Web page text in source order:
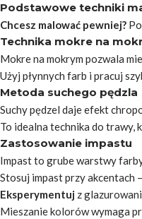
Podstawowe techniki
Chcesz malować pewniej?
Technika mokre na
Mokre na mokrym pozwala
Użyj płynnych farb i pracuj
Metoda suchego pędzla
Suchy pędzel daje efekt
To idealna technika do
Zastosowanie impastu
Impast to grube warstwy
Stosuj impast przy akcentach
Eksperymentuj z
Mieszanie kolorów wymaga